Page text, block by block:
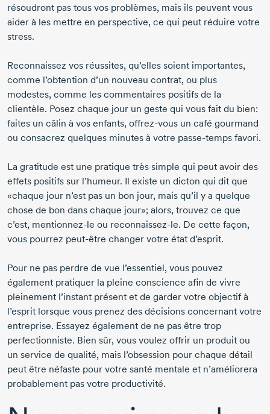
résoudront pas tous vos problèmes, mais ils peuvent vous
aider à les mettre en perspective, ce qui peut réduire votre
stress.
Reconnaissez vos réussites, qu’elles soient importantes,
comme l’obtention d’un nouveau contrat, ou plus
modestes, comme les commentaires positifs de la
clientèle. Posez chaque jour un geste qui vous fait du bien:
faites un câlin à vos enfants, offrez-vous un café gourmand
ou consacrez quelques minutes à votre passe-temps favori.
La gratitude est une pratique très simple qui peut avoir des
effets positifs sur l’humeur. Il existe un dicton qui dit que
«chaque jour n’est pas un bon jour, mais qu’il y a quelque
chose de bon dans chaque jour»; alors, trouvez ce que
c’est, mentionnez-le ou reconnaissez-le. De cette façon,
vous pourrez peut-être changer votre état d’esprit.
Pour ne pas perdre de vue l’essentiel, vous pouvez
également pratiquer la pleine conscience afin de vivre
pleinement l’instant présent et de garder votre objectif à
l’esprit lorsque vous prenez des décisions concernant votre
entreprise. Essayez également de ne pas être trop
perfectionniste. Bien sûr, vous voulez offrir un produit ou
un service de qualité, mais l’obsession pour chaque détail
peut être néfaste pour votre santé mentale et n’améliorera
probablement pas votre productivité.